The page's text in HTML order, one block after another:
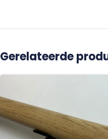
Gerelateerde